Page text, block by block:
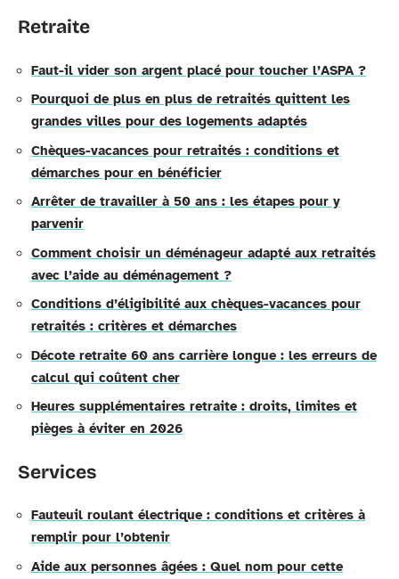
Retraite
Faut-il vider son argent placé pour toucher l’ASPA ?
Pourquoi de plus en plus de retraités quittent les
grandes villes pour des logements adaptés
Chèques-vacances pour retraités : conditions et
démarches pour en bénéficier
Arrêter de travailler à 50 ans : les étapes pour y
parvenir
Comment choisir un déménageur adapté aux retraités
avec l’aide au déménagement ?
Conditions d’éligibilité aux chèques-vacances pour
retraités : critères et démarches
Décote retraite 60 ans carrière longue : les erreurs de
calcul qui coûtent cher
Heures supplémentaires retraite : droits, limites et
pièges à éviter en 2026
Services
Fauteuil roulant électrique : conditions et critères à
remplir pour l’obtenir
Aide aux personnes âgées : Quel nom pour cette